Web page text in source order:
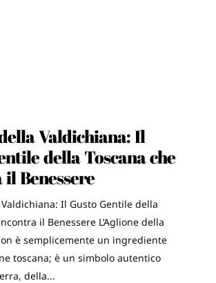
Valdichiana: Il
della Toscana che
Benessere
Il Gusto Gentile della
il Benessere L’Aglione della
è semplicemente un ingrediente
toscana; è un simbolo autentico
della...